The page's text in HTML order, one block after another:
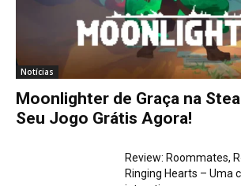
Notícias
Moonlighter de Graça na
Seu Jogo Grátis Agora!
Review: Roommates,
Ringing Hearts – Uma